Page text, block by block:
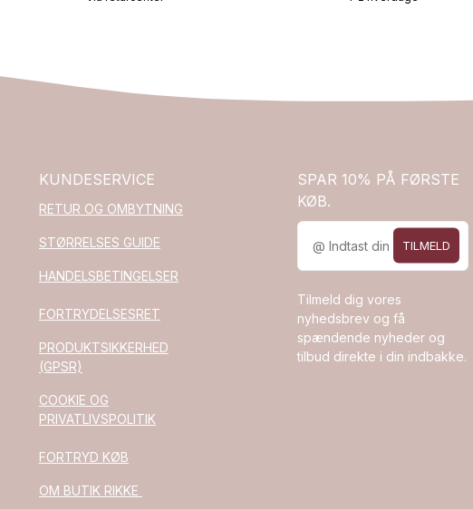
KUNDESERVICE
RETUR OG OMBYTNING
STØRRELSES GUIDE
HANDELSBETINGELSER
FORTRYDELSESRET
PRODUKTSIKKERHED
(GPSR)
COOKIE OG
PRIVATLIVSPOLITIK
FORTRYD KØB
OM BUTIK RIKKE
SPAR 10% PÅ FØRSTE
KØB.
TILMELD
Tilmeld dig vores
nyhedsbrev og få
spændende nyheder og
tilbud direkte i din indbakke.